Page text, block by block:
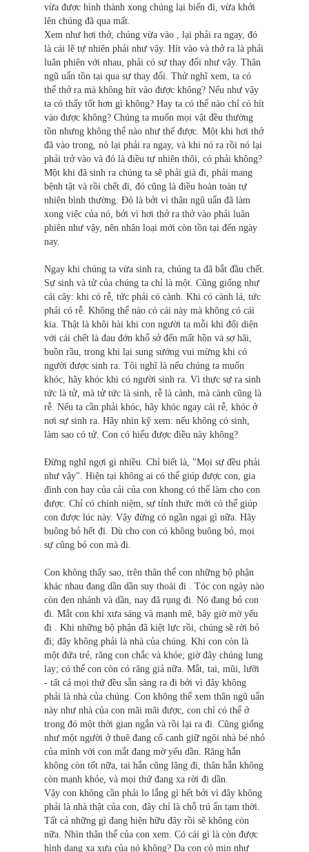
vừa được hình thành xong chúng lại biến đi, vừa khởi
lên chúng đã qua mất.
Xem như hơi thở, chúng vừa vào , lại phải ra ngay, đó
là cái lẽ tự nhiên phải như vậy. Hít vào và thở ra là phải
luân phiên với nhau, phải có sự thay đổi như vậy. Thân
ngũ uẩn tồn tại qua sự thay đổi. Thử nghĩ xem, ta có
thể thở ra mà không hít vào được không? Nếu như vậy
ta có thấy tốt hơn gì không? Hay ta có thể nào chỉ có hít
vào được không? Chúng ta muốn mọi vật đều thường
tồn nhưng không thể nào như thế được. Một khi hơi thở
đã vào trong, nó lại phải ra ngay, và khi nó ra rồi nó lại
phải trở vào và đó là điều tự nhiên thôi, có phải không?
Một khi đã sinh ra chúng ta sẽ phải già đi, phải mang
bệnh tật và rồi chết đi, đó cũng là điều hoàn toàn tự
nhiên bình thường. Ðó là bởi vì thân ngũ uẩn đã làm
xong việc của nó, bởi vì hơi thở ra thở vào phải luân
phiên như vậy, nên nhân loại mới còn tồn tại đến ngày
nay.
Ngay khi chúng ta vừa sinh ra, chúng ta đã bắt đầu chết.
Sự sinh và tử của chúng ta chỉ là một. Cũng giống như
cái cây: khi có rễ, tức phải có cành. Khi có cành lá, tức
phải có rễ. Không thể nào có cái này mà không có cái
kia. Thật là khôi hài khi con người ta mỗi khi đối diện
với cái chết là đau đớn khổ sở đến mất hồn và sợ hãi,
buồn rầu, trong khi lại sung sướng vui mừng khi có
người được sinh ra. Tôi nghĩ là nếu chúng ta muốn
khóc, hãy khóc khi có người sinh ra. Vì thực sự ra sinh
tức là tử, mà tử tức là sinh, rễ là cành, mà cành cũng là
rễ. Nếu ta cần phải khóc, hãy khóc ngay cái rễ, khóc ở
nơi sự sinh ra. Hãy nhìn kỹ xem: nếu không có sinh,
làm sao có tử. Con có hiểu được điều này không?
Ðừng nghĩ ngợi gì nhiều. Chỉ biết là, "Mọi sự đều phải
như vậy". Hiện tại không ai có thể giúp được con, gia
đình con hay của cải của con khong có thể làm cho con
được. Chỉ có chính niệm, sự tỉnh thức mới có thể giúp
con được lúc này. Vậy đừng có ngần ngại gì nữa. Hãy
buông bỏ hết đi. Dù cho con có không buông bỏ, mọi
sự cũng bỏ con mà đi.
Con không thấy sao, trên thân thể con những bộ phận
khác nhau đang dần dần suy thoái đi . Tóc con ngày nào
còn đen nhánh và dần, nay đã rụng đi. Nó đang bỏ con
đi. Mắt con khi xưa sáng và mạnh mẽ, bây giờ mờ yếu
đi . Khi những bộ phận đã kiệt lực rồi, chúng sẽ rời bỏ
đi; đây không phải là nhà của chúng. Khi con còn là
một đứa trẻ, răng con chắc và khỏe; giờ đây chúng lung
lay; có thể con còn có răng giả nữa. Mắt, tai, mũi, lưỡi
- tất cả mọi thứ đều sẵn sàng ra đi bởi vì đây không
phải là nhà của chúng. Con không thể xem thân ngũ uẩn
này như nhà của con mãi mãi được, con chỉ có thể ở
trong đó một thời gian ngắn và rồi lại ra đi. Cũng giống
như một người ở thuê đang cố canh giữ ngôi nhà bé nhỏ
của mình với con mắt đang mờ yếu dần. Răng hắn
không còn tốt nữa, tai hắn cũng lãng đi, thân hắn không
còn mạnh khỏe, và mọi thứ đang xa rời đi dần.
Vậy con không cần phải lo lắng gì hết bởi vì đây không
phải là nhà thật của con, đây chỉ là chỗ trú ẩn tạm thời.
Tất cả những gì đang hiện hữu đây rồi sẽ không còn
nữa. Nhìn thân thể của con xem. Có cái gì là còn được
hình dạng xa xưa của nó không? Da con có mịn như